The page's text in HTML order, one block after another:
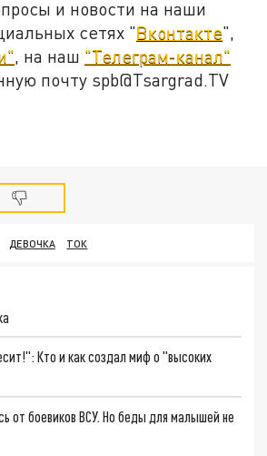
и новости на наши
сетях "Вконтакте",
, на наш "Телеграм-канал"
почту spb@Tsargrad.TV
ДЕВОЧКА ТОК
Кто и как создал миф о "высоких
от боевиков ВСУ. Но беды для малышей не